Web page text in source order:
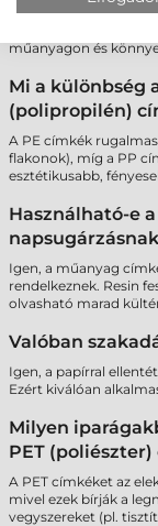
A műanyag
műanyagon és
Mi a különbség
(polipropilén)
A PE címkék
flakonok), míg a PP
esztétikusabb,
Használható-e
Igen, a műanyag
rendelkeznek. Resin
olvasható marad
Valóban
Igen, a papírral
Ezért kiválóan
Milyen
PET
A PET címkéket az
mivel ezek bírják a
vegyszereket (pl.